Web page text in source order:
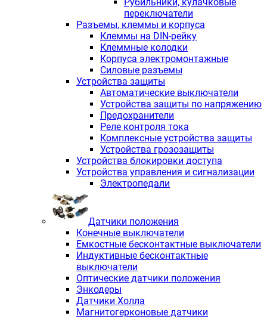
Рубильники, кулачковые
переключатели
Разъемы, клеммы и корпуса
Клеммы на DIN-рейку
Клеммные колодки
Корпуса электромонтажные
Силовые разъемы
Устройства защиты
Автоматические выключатели
Устройства защиты по напряжению
Предохранители
Реле контроля тока
Комплексные устройства защиты
Устройства грозозащиты
Устройства блокировки доступа
Устройства управления и сигнализации
Электропедали
Датчики положения
Конечные выключатели
Емкостные бесконтактные выключатели
Индуктивные бесконтактные
выключатели
Оптические датчики положения
Энкодеры
Датчики Холла
Магнитогерконовые датчики